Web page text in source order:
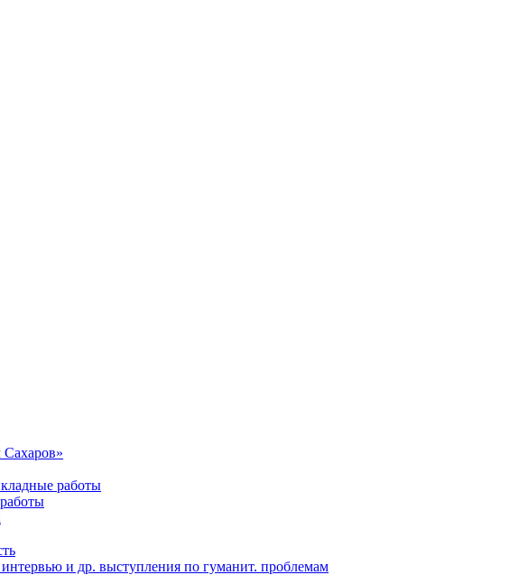
работы
и др. выступления по гуманит. проблемам